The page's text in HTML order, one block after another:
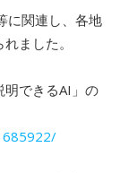
に関連し、各地
ました。
できるAI」の